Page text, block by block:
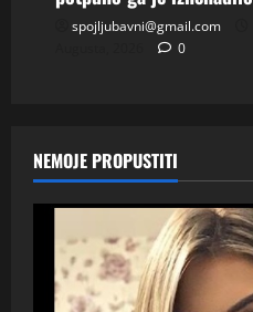
spojljubavni@gmail.com
0
NEMOJE PROPUSTITI